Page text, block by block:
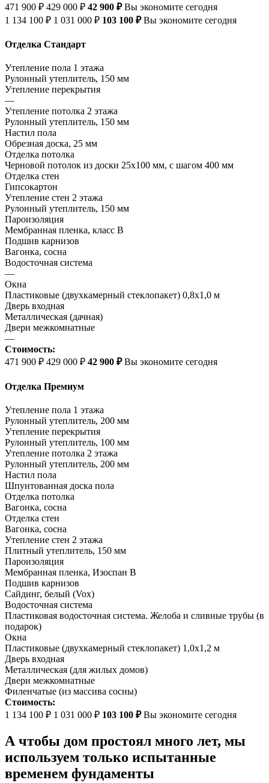
471 900 ₽ 429 000 ₽ 42 900 ₽Вы экономите сегодня
1 134 100 ₽ 1 031 000 ₽ 103 100 ₽Вы экономите сегодня
Отделка Стандарт
Утепление пола 1 этажа
Рулонный утеплитель, 150 мм
Утепление перекрытия
—
Утепление потолка 2 этажа
Рулонный утеплитель, 150 мм
Настил пола
Обрезная доска, 25 мм
Отделка потолка
Черновой потолок из доски 25х100 мм, с шагом 400 мм
Отделка стен
Гипсокартон
Утепление стен 2 этажа
Рулонный утеплитель, 150 мм
Пароизоляция
Мембранная пленка, класс В
Подшив карнизов
Вагонка, сосна
Водосточная система
—
Окна
Пластиковые (двухкамерный стеклопакет) 0,8х1,0 м
Дверь входная
Металлическая (дачная)
Двери межкомнатные
—
Стоимость:
471 900 ₽ 429 000 ₽ 42 900 ₽Вы экономите сегодня
Отделка Премиум
Утепление пола 1 этажа
Рулонный утеплитель, 200 мм
Утепление перекрытия
Рулонный утеплитель, 100 мм
Утепление потолка 2 этажа
Рулонный утеплитель, 200 мм
Настил пола
Шпунтованная доска пола
Отделка потолка
Вагонка, сосна
Отделка стен
Вагонка, сосна
Утепление стен 2 этажа
Плитный утеплитель, 150 мм
Пароизоляция
Мембранная пленка, Изоспан В
Подшив карнизов
Сайдинг, белый (Vox)
Водосточная система
Пластиковая водосточная система. Желоба и сливные трубы (в
подарок)
Окна
Пластиковые (двухкамерный стеклопакет) 1,0х1,2 м
Дверь входная
Металлическая (для жилых домов)
Двери межкомнатные
Филенчатые (из массива сосны)
Стоимость:
1 134 100 ₽ 1 031 000 ₽ 103 100 ₽Вы экономите сегодня
А чтобы дом простоял много лет, мы
используем только испытанные
временем фундаменты